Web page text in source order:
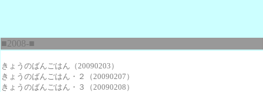
■2008-■
きょうのばんごはん（20090203）
きょうのばんごはん・２（20090207）
きょうのばんごはん・３（20090208）